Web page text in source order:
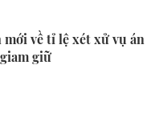
mới về tỉ lệ xét xử vụ án
giữ